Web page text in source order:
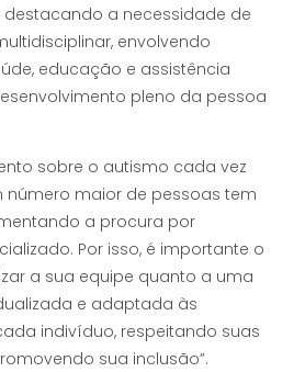
a necessidade de
envolvendo
educação e assistência
pleno da pessoa
sobre o autismo cada vez
número maior de pessoas tem
a procura por
Por isso, é importante o
a sua equipe quanto a uma
e adaptada às
indivíduo, respeitando suas
sua inclusão”.